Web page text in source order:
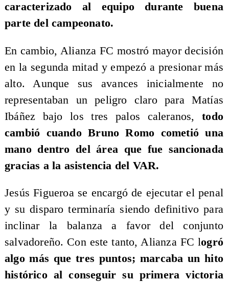
caracterizado al equipo durante buena
parte del campeonato.
En cambio, Alianza FC mostró mayor decisión
en la segunda mitad y empezó a presionar más
alto. Aunque sus avances inicialmente no
representaban un peligro claro para Matías
Ibáñez bajo los tres palos caleranos,todo
cambió cuando Bruno Romo cometió una
mano dentro del área que fue sancionada
gracias a la asistencia del VAR.
Jesús Figueroa se encargó de ejecutar el penal
y su disparo terminaría siendo definitivo para
inclinar la balanza a favor del conjunto
salvadoreño. Con este tanto, Alianza FC logró
algo más que tres puntos; marcaba un hito
histórico al conseguir su primera victoria